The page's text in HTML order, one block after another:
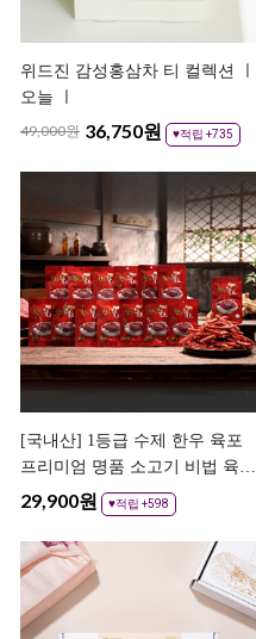
위드진 감성홍삼차 티 컬렉션 ㅣ
오늘 ㅣ
49,000원 36,750원 ♥적립 +735
[국내산] 1등급 수제 한우 육포
프리미엄 명품 소고기 비법 육포
우가네
29,900원 ♥적립 +598